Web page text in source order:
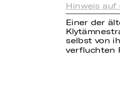
Hinweis auf
Einer der
selbst von
verfluchten